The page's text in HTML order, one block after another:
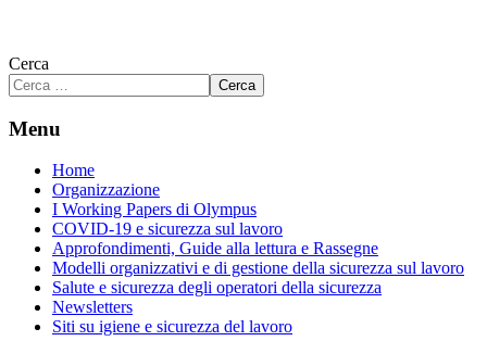
Cerca
Cerca
Menu
Home
Organizzazione
I Working Papers di Olympus
COVID-19 e sicurezza sul lavoro
Approfondimenti, Guide alla lettura e Rassegne
Modelli organizzativi e di gestione della sicurezza sul lavoro
Salute e sicurezza degli operatori della sicurezza
Newsletters
Siti su igiene e sicurezza del lavoro